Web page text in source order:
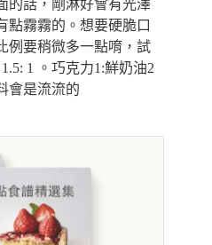
的話，剛淋好會有光澤
點霧霧的。想要硬脆口
例要稍微多一點唷，試
1 。巧克力1:鮮奶油2
會是流流的